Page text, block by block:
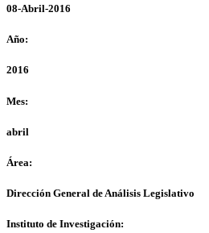
08-Abril-2016
Año:
2016
Mes:
abril
Área:
Dirección General de Análisis Legislativo
Instituto de Investigación: